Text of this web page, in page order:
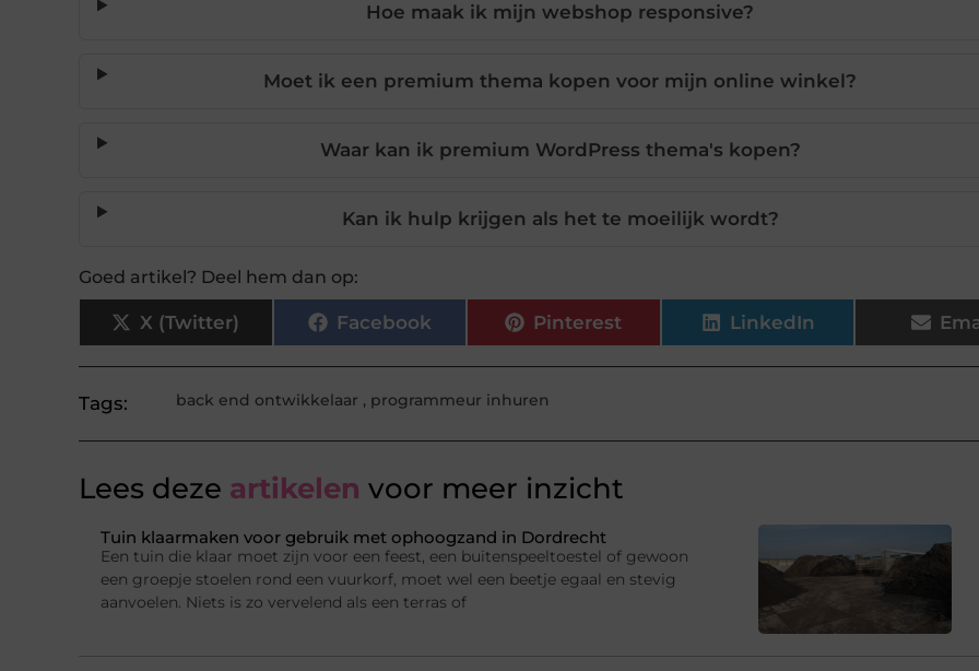
Hoe maak ik mijn webshop responsive?
Moet ik een premium thema kopen voor mijn online winkel?
Waar kan ik premium WordPress thema's kopen?
Kan ik hulp krijgen als het te moeilijk wordt?
Goed artikel? Deel hem dan op:
X (Twitter) Facebook Pinterest LinkedIn
Tags: back end ontwikkelaar , programmeur inhuren
Lees deze artikelen voor meer inzicht
Tuin klaarmaken voor gebruik met ophoogzand in Dordrecht
Een tuin die klaar moet zijn voor een feest, een buitenspeeltoestel of gewoon
een groepje stoelen rond een vuurkorf, moet wel een beetje egaal en stevig
aanvoelen. Niets is zo vervelend als een terras of